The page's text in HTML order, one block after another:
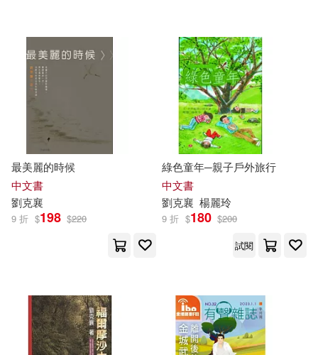
最美麗的時候
中文書
劉克襄
9 折 $198 $220
綠色童年─親子戶外旅行
中文書
劉克襄 楊麗玲
9 折 $180 $200
試閱